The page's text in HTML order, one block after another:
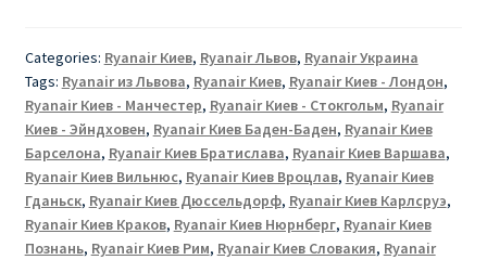
RYANAIR
ИЗ
КИЕВА
И
ЛЬВОВА
Categories: Ryanair Киев, Ryanair Львов, Ryanair Украина
Tags: Ryanair из Львова, Ryanair Киев, Ryanair Киев - Лондон,
Ryanair Киев - Манчестер, Ryanair Киев - Стокгольм, Ryanair
Киев - Эйндховен, Ryanair Киев Баден-Баден, Ryanair Киев
Барселона, Ryanair Киев Братислава, Ryanair Киев Варшава,
Ryanair Киев Вильнюс, Ryanair Киев Вроцлав, Ryanair Киев
Гданьск, Ryanair Киев Дюссельдорф, Ryanair Киев Карлсруэ,
Ryanair Киев Краков, Ryanair Киев Нюрнберг, Ryanair Киев
Познань, Ryanair Киев Рим, Ryanair Киев Словакия, Ryanair